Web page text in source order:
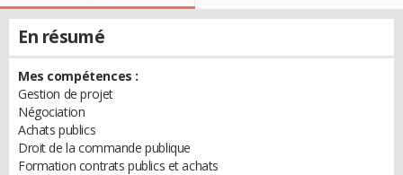
En résumé
Mes compétences :
Gestion de projet
Négociation
Achats publics
Droit de la commande publique
Formation contrats publics et achats